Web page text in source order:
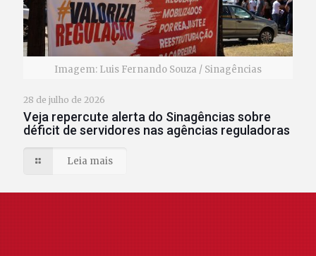
Imagem: Luis Fernando Souza / Sinagências
28 de julho de 2026
Veja repercute alerta do Sinagências sobre
déficit de servidores nas agências reguladoras
Leia mais